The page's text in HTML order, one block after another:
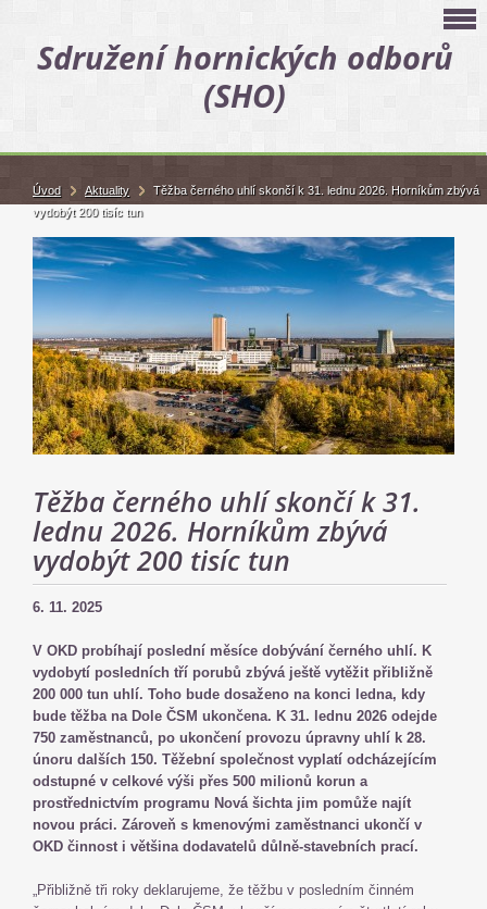
Sdružení hornických odborů
(SHO)
Těžba černého uhlí skončí k 31.
lednu 2026. Horníkům zbývá
vydobýt 200 tisíc tun
6. 11. 2025
V OKD probíhají poslední měsíce dobývání černého uhlí. K
vydobytí posledních tří porubů zbývá ještě vytěžit přibližně
200 000 tun uhlí. Toho bude dosaženo na konci ledna, kdy
bude těžba na Dole ČSM ukončena. K 31. lednu 2026 odejde
750 zaměstnanců, po ukončení provozu úpravny uhlí k 28.
únoru dalších 150. Těžební společnost vyplatí odcházejícím
odstupné v celkové výši přes 500 milionů korun a
prostřednictvím programu Nová šichta jim pomůže najít
novou práci. Zároveň s kmenovými zaměstnanci ukončí v
OKD činnost i většina dodavatelů důlně-stavebních prací.
„Přibližně tři roky deklarujeme, že těžbu v posledním činném
Úvod Aktuality
Těžba černého uhlí skončí k 31. lednu 2026. Horníkům zbývá
vydobýt 200 tisíc tun